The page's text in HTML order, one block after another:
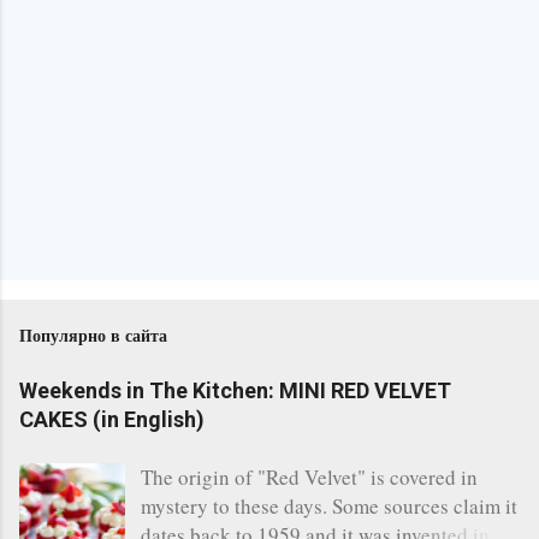
Популярно в сайта
Weekends in The Kitchen: MINI RED VELVET
CAKES (in English)
The origin of "Red Velvet" is covered in
mystery to these days. Some sources claim it